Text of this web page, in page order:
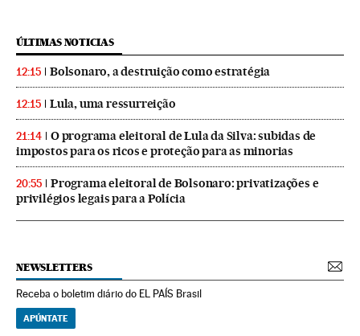
ÚLTIMAS NOTICIAS
12:15 Bolsonaro, a destruição como estratégia
12:15 Lula, uma ressurreição
21:14
O programa eleitoral de Lula da Silva: subidas de
impostos para os ricos e proteção para as minorias
20:55
Programa eleitoral de Bolsonaro: privatizações e
privilégios legais para a Polícia
NEWSLETTERS
Receba o boletim diário do EL PAÍS Brasil
APÚNTATE